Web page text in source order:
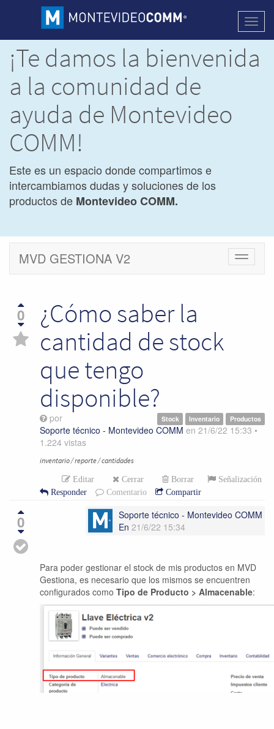
¡Te damos la bienvenida
a la comunidad de
ayuda de Montevideo
COMM!
Este es un espacio donde compartimos e
intercambiamos dudas y soluciones de los
productos de Montevideo COMM.
Cambiar
MVD GESTIONA V2
0
¿Cómo saber la
cantidad de stock
que tengo
disponible?
Stock Inventario Productos
por
Soporte técnico - Montevideo COMM en 21/6/22 15:33 •
1.224 vistas
inventario / reporte / cantidades
Editar Cerrar Borrar
Señalización
Responder
Comentario Compartir
0
Soporte técnico - Montevideo COMM
En 21/6/22 15:34
Para poder gestionar el stock de mis productos en MVD
Gestiona, es necesario que los mismos se encuentren
configurados como Tipo de Producto > Almacenable: